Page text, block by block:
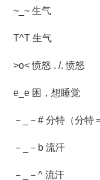
~_~ 生气
T^T 生气
>o< 愤怒 . /. 愤怒
e_e 困，想睡觉
－_－# 分特（分特
－_－b 流汗
－_－^ 流汗